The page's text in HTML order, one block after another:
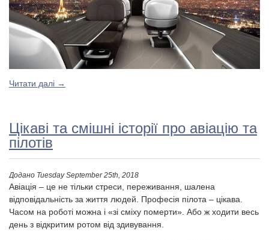
Читати далі →
Цікаві та смішні історії про авіацію та
пілотів
Додано Tuesday September 25th, 2018
Авіація – це не тільки стреси, переживання, шалена
відповідальність за життя людей. Професія пілота – цікава.
Часом на роботі можна і «зі сміху померти». Або ж ходити весь
день з відкритим ротом від здивування.